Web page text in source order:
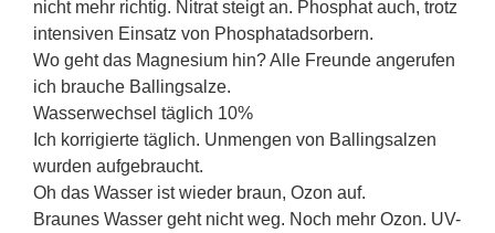
nicht mehr richtig. Nitrat steigt an. Phosphat auch, trotz
intensiven Einsatz von Phosphatadsorbern.
Wo geht das Magnesium hin? Alle Freunde angerufen
ich brauche Ballingsalze.
Wasserwechsel täglich 10%
Ich korrigierte täglich. Unmengen von Ballingsalzen
wurden aufgebraucht.
Oh das Wasser ist wieder braun, Ozon auf.
Braunes Wasser geht nicht weg. Noch mehr Ozon. UV-